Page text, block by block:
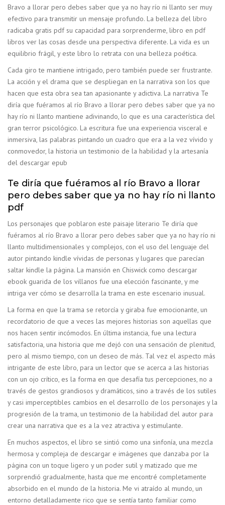
Bravo a llorar pero debes saber que ya no hay río ni llanto ser muy
efectivo para transmitir un mensaje profundo. La belleza del libro
radicaba gratis pdf su capacidad para sorprenderme, libro en pdf
libros ver las cosas desde una perspectiva diferente. La vida es un
equilibrio frágil, y este libro lo retrata con una belleza poética.
Cada giro te mantiene intrigado, pero también puede ser frustrante.
La acción y el drama que se despliegan en la narrativa son los que
hacen que esta obra sea tan apasionante y adictiva. La narrativa Te
diría que fuéramos al río Bravo a llorar pero debes saber que ya no
hay río ni llanto mantiene adivinando, lo que es una característica del
gran terror psicológico. La escritura fue una experiencia visceral e
inmersiva, las palabras pintando un cuadro que era a la vez vívido y
conmovedor, la historia un testimonio de la habilidad y la artesanía
del descargar epub
Te diría que fuéramos al río Bravo a llorar
pero debes saber que ya no hay río ni llanto
pdf
Los personajes que poblaron este paisaje literario Te diría que
fuéramos al río Bravo a llorar pero debes saber que ya no hay río ni
llanto multidimensionales y complejos, con el uso del lenguaje del
autor pintando kindle vívidas de personas y lugares que parecían
saltar kindle la página. La mansión en Chiswick como descargar
ebook guarida de los villanos fue una elección fascinante, y me
intriga ver cómo se desarrolla la trama en este escenario inusual.
La forma en que la trama se retorcía y giraba fue emocionante, un
recordatorio de que a veces las mejores historias son aquellas que
nos hacen sentir incómodos. En última instancia, fue una lectura
satisfactoria, una historia que me dejó con una sensación de plenitud,
pero al mismo tiempo, con un deseo de más. Tal vez el aspecto más
intrigante de este libro, para un lector que se acerca a las historias
con un ojo crítico, es la forma en que desafía tus percepciones, no a
través de gestos grandiosos y dramáticos, sino a través de los sutiles
y casi imperceptibles cambios en el desarrollo de los personajes y la
progresión de la trama, un testimonio de la habilidad del autor para
crear una narrativa que es a la vez atractiva y estimulante.
En muchos aspectos, el libro se sintió como una sinfonía, una mezcla
hermosa y compleja de descargar e imágenes que danzaba por la
página con un toque ligero y un poder sutil y matizado que me
sorprendió gradualmente, hasta que me encontré completamente
absorbido en el mundo de la historia. Me vi atraído al mundo, un
entorno detalladamente rico que se sentía tanto familiar como